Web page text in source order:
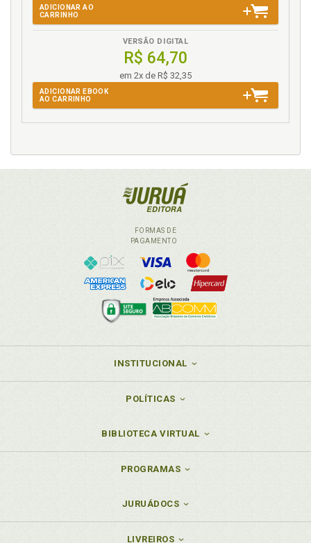
ADICIONAR AO
CARRINHO
VERSÃO DIGITAL
R$ 64,70
em 2x de R$ 32,35
ADICIONAR EBOOK
AO CARRINHO
FORMAS DE
PAGAMENTO
INSTITUCIONAL
POLÍTICAS
BIBLIOTECA VIRTUAL
PROGRAMAS
JURUÁDOCS
LIVREIROS